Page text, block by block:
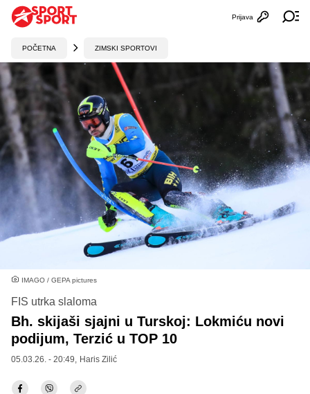
Otvori
Prijava
POČETNA ZIMSKI SPORTOVI
IMAGO / GEPA pictures
FIS utrka slaloma
Bh. skijaši sjajni u Turskoj: Lokmiću novi
podijum, Terzić u TOP 10
05.03.26. - 20:49, Haris Zilić